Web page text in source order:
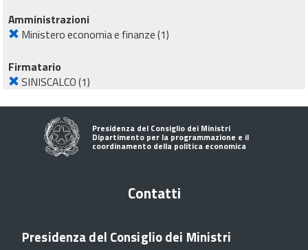
Amministrazioni
Ministero economia e finanze(1)
Firmatario
SINISCALCO(1)
Presidenza del Consiglio dei Ministri
Dipartimento per la programmazione e il
coordinamento della politica economica
Contatti
Presidenza del Consiglio dei Ministri